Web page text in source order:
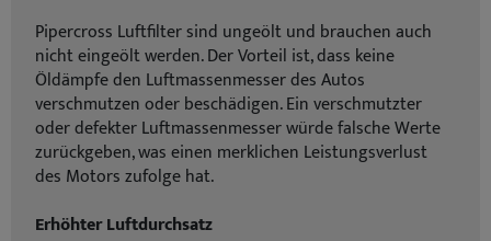
Pipercross Luftfilter sind ungeölt und brauchen auch
nicht eingeölt werden. Der Vorteil ist, dass keine
Öldämpfe den Luftmassenmesser des Autos
verschmutzen oder beschädigen. Ein verschmutzter
oder defekter Luftmassenmesser würde falsche Werte
zurückgeben, was einen merklichen Leistungsverlust
des Motors zufolge hat.
Erhöhter Luftdurchsatz